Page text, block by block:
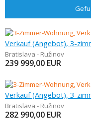
Verkauf (Angebot), 3-
Bratislava - Ružinov
239 999,00 EUR
Verkauf (Angebot), 3-
Bratislava - Ružinov
282 990,00 EUR